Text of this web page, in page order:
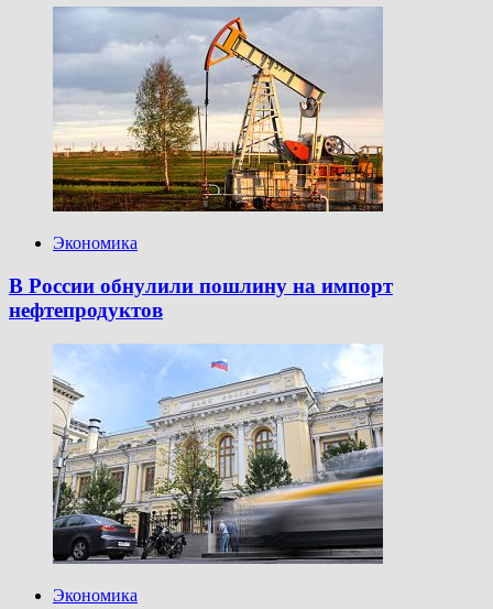
Медианная
зарплата
россиян
востребованных
отраслях
достигла
370
тыс.
рублей
Экономика
В России обнулили пошлину на импорт
нефтепродуктов
Экономика